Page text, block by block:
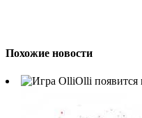
Похожие новости